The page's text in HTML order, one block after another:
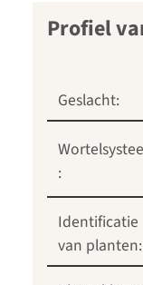
Profiel
Geslacht:
:
Identificatie
van planten: